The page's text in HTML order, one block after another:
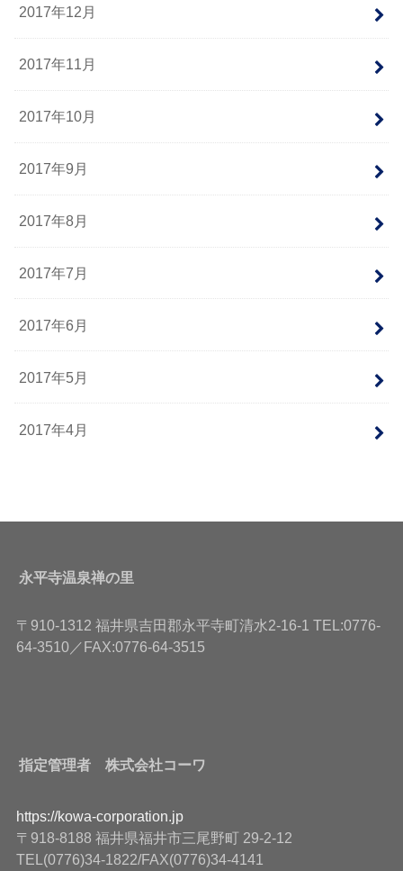
2017年12月
2017年11月
2017年10月
2017年9月
2017年8月
2017年7月
2017年6月
2017年5月
2017年4月
永平寺温泉禅の里
〒910-1312 福井県吉田郡永平寺町清水2-16-1 TEL:0776-
64-3510／FAX:0776-64-3515
指定管理者 株式会社コーワ
https://kowa-corporation.jp
〒918-8188 福井県福井市三尾野町 29-2-12
TEL(0776)34-1822/FAX(0776)34-4141